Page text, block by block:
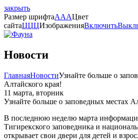
закрыть
Размер шрифтаAAAЦвет
сайтаЦЦЦИзображенияВключить
Новости
ГлавнаяНовостиУзнайте больше о
Алтайского края!
11 марта, вторник
Узнайте больше о заповедных местах
В последнюю неделю марта
Тигирекского заповедника и
открывает свои двери для детей и